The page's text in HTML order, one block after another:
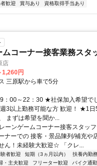
歓迎 賞与あり 資格取得手当あり
ムコーナー接客業務スタ
店
1,260円
三原駅から車で5分
：00～22：30 ★社保加入希望で
3以上勤務可能な方 歓迎！ ★1日
まずは希望を聞か...
ーンゲームコーナー接客スタッ
ナーでの 接客・景品陳列/補充や
ん！未経験大歓迎☆ 「クレ...
者歓迎 短期（3ヵ月以内） 扶養内勤
・主夫歓迎 フリーター歓迎 バイク通